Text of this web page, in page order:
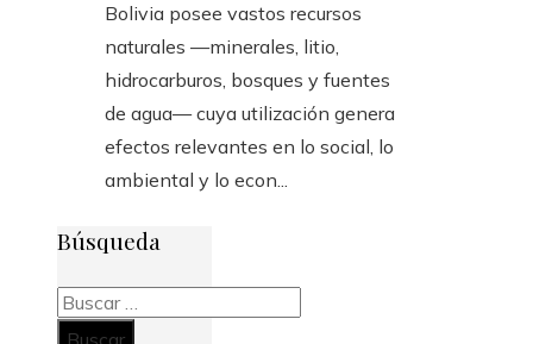
Bolivia posee vastos recursos
naturales —minerales, litio,
hidrocarburos, bosques y fuentes
de agua— cuya utilización genera
efectos relevantes en lo social, lo
ambiental y lo econ...
Búsqueda
Buscar: